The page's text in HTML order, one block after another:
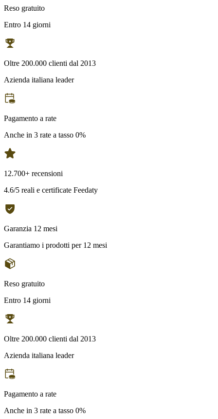
Reso gratuito
Entro 14 giorni
Oltre 200.000 clienti dal 2013
Azienda italiana leader
Pagamento a rate
Anche in 3 rate a tasso 0%
12.700+ recensioni
4.6/5 reali e certificate Feedaty
Garanzia 12 mesi
Garantiamo i prodotti per 12 mesi
Reso gratuito
Entro 14 giorni
Oltre 200.000 clienti dal 2013
Azienda italiana leader
Pagamento a rate
Anche in 3 rate a tasso 0%